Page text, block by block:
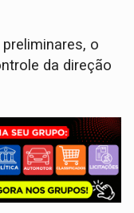
o
da direção